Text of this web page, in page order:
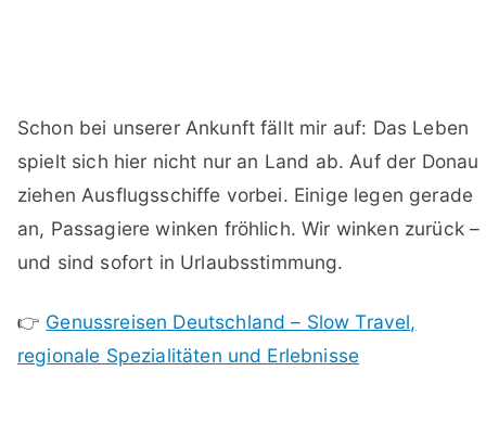
Schon bei unserer Ankunft fällt mir auf: Das Leben
spielt sich hier nicht nur an Land ab. Auf der Donau
ziehen Ausflugsschiffe vorbei. Einige legen gerade
an, Passagiere winken fröhlich. Wir winken zurück –
und sind sofort in Urlaubsstimmung.
👉 Genussreisen Deutschland – Slow Travel,
regionale Spezialitäten und Erlebnisse